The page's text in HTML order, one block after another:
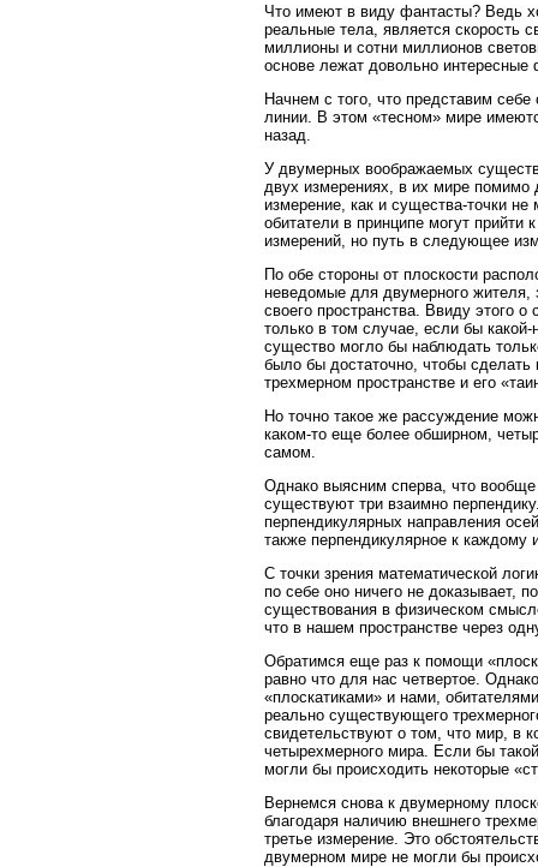
Что имеют в виду фантасты? Ведь
реальные тела, является скорость
миллионы и сотни миллионов
основе лежат довольно интересные
Начнем с того, что представим
линии. В этом «тесном» мире
назад.
У двумерных воображаемых
двух измерениях, в их мире
измерение, как и существа-точки
обитатели в принципе могут
измерений, но путь в следующее
По обе стороны от плоскости
неведомые для двумерного жителя,
своего пространства. Ввиду этого
только в том случае, если бы
существо могло бы наблюдать
было бы достаточно, чтобы сделать
трехмерном пространстве и его
Но точно такое же рассуждение
каком-то еще более обширном,
самом.
Однако выясним сперва, что вообще
существуют три взаимно
перпендикулярных направления
также перпендикулярное к
С точки зрения математической
по себе оно ничего не доказывает,
существования в физическом
что в нашем пространстве через
Обратимся еще раз к помощи
равно что для нас четвертое.
«плоскатиками» и нами,
реально существующего
свидетельствуют о том, что мир, в
четырехмерного мира. Если бы
могли бы происходить некоторые
Вернемся снова к двумерному
благодаря наличию внешнего
третье измерение. Это
двумерном мире не могли бы